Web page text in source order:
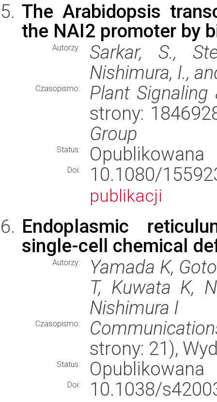
The Arabidopsis
the NAI2 promoter by
Autorzy:
Sarkar, S.,
Nishimura, I.,
Czasopismo:
Plant Signaling
strony:
Group
Status: Opublikowana
Doi: 10.1080/
publikacji
Endoplasmic
single-cell chemical
Autorzy:
Yamada K,
T, Kuwata K,
Nishimura I
Czasopismo:
strony: 21),
Status: Opublikowana
Doi:
10.1038/